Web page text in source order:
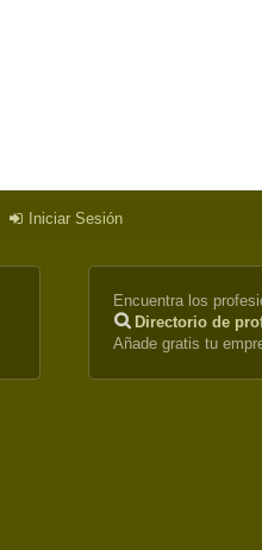
Iniciar Sesión
Encuentra los
Directorio de
Añade gratis tu